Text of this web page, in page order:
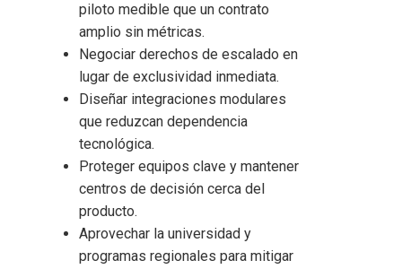
piloto medible que un contrato
amplio sin métricas.
Negociar derechos de escalado en
lugar de exclusividad inmediata.
Diseñar integraciones modulares
que reduzcan dependencia
tecnológica.
Proteger equipos clave y mantener
centros de decisión cerca del
producto.
Aprovechar la universidad y
programas regionales para mitigar